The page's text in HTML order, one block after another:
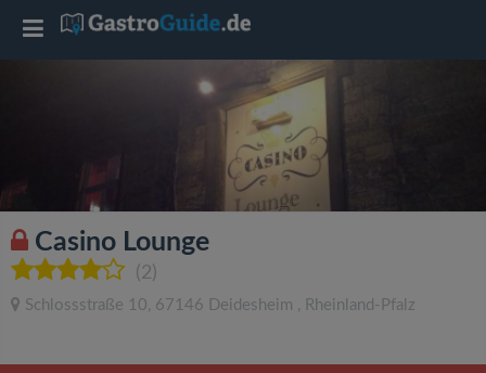
Casino Lounge
(2)
Schlossstraße 10, 67146 Deidesheim , Rheinland-Pfalz
T
l
e